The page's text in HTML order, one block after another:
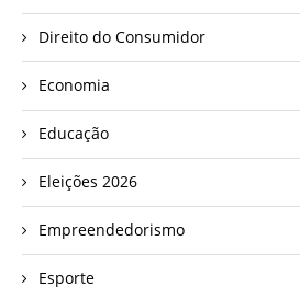
Direito do Consumidor
Economia
Educação
Eleições 2026
Empreendedorismo
Esporte